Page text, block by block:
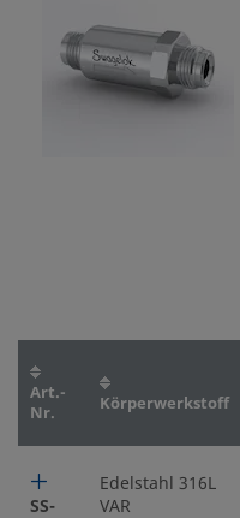
Art.-
Nr.
Körperwerkstoff
SS-
Edelstahl 316L
VAR